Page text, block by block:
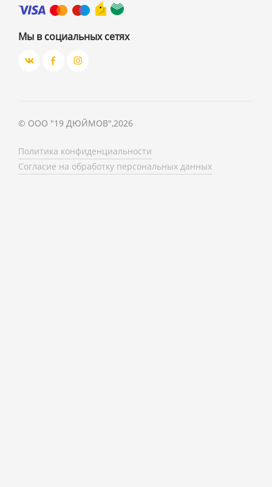
Мы в социальных сетях
© ООО "19 ДЮЙМОВ",2026
Политика конфиденциальности
Согласие на обработку персональных данных